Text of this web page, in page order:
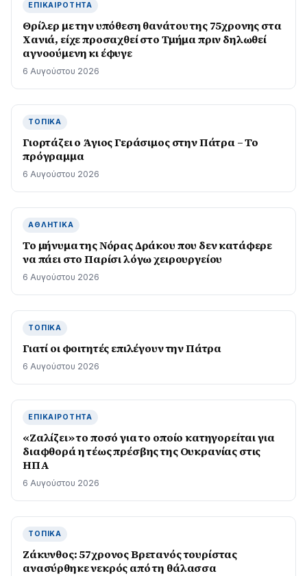
ΕΠΙΚΑΙΡΌΤΗΤΑ
Θρίλερ με την υπόθεση θανάτου της 75χρονης στα
Χανιά, είχε προσαχθεί στο Τμήμα πριν δηλωθεί
αγνοούμενη κι έφυγε
6 Αυγούστου 2026
ΤΟΠΙΚΆ
Γιορτάζει ο Άγιος Γεράσιμος στην Πάτρα – Το
πρόγραμμα
6 Αυγούστου 2026
ΑΘΛΗΤΙΚΆ
Το μήνυμα της Νόρας Δράκου που δεν κατάφερε
να πάει στο Παρίσι λόγω χειρουργείου
6 Αυγούστου 2026
ΤΟΠΙΚΆ
Γιατί οι φοιτητές επιλέγουν την Πάτρα
6 Αυγούστου 2026
ΕΠΙΚΑΙΡΌΤΗΤΑ
«Ζαλίζει» το ποσό για το οποίο κατηγορείται για
διαφθορά η τέως πρέσβης της Ουκρανίας στις
ΗΠΑ
6 Αυγούστου 2026
ΤΟΠΙΚΆ
Ζάκυνθος: 57χρονος Βρετανός τουρίστας
ανασύρθηκε νεκρός από τη θάλασσα